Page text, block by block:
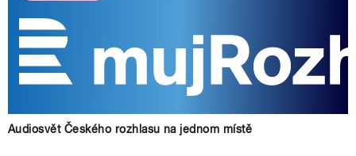
Audiosvět Českého rozhlasu na jednom místě